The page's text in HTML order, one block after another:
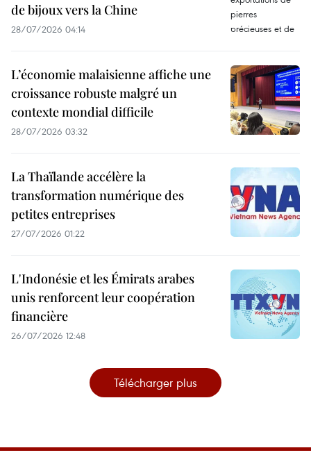
de bijoux vers la Chine
28/07/2026 04:14
L’économie malaisienne affiche une
croissance robuste malgré un
contexte mondial difficile
28/07/2026 03:32
La Thaïlande accélère la
transformation numérique des
petites entreprises
27/07/2026 01:22
L'Indonésie et les Émirats arabes
unis renforcent leur coopération
financière
26/07/2026 12:48
Télécharger plus